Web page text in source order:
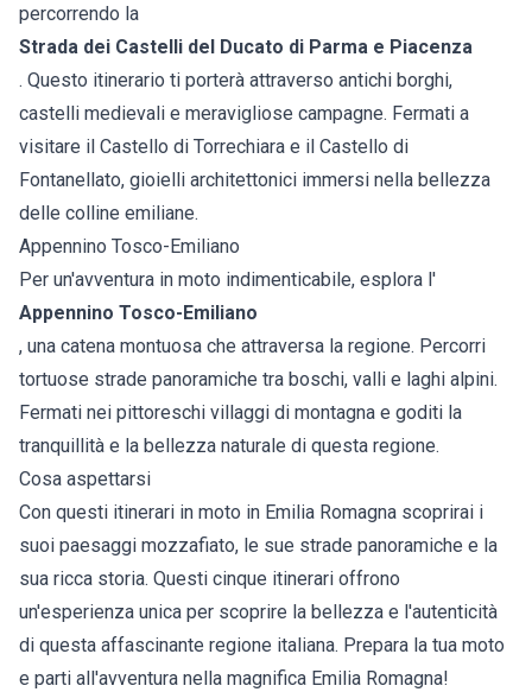
percorrendo la
Strada dei Castelli del Ducato di Parma e Piacenza
. Questo itinerario ti porterà attraverso antichi borghi,
castelli medievali e meravigliose campagne. Fermati a
visitare il Castello di Torrechiara e il Castello di
Fontanellato, gioielli architettonici immersi nella bellezza
delle colline emiliane.
Appennino Tosco-Emiliano
Per un'avventura in moto indimenticabile, esplora l'
Appennino Tosco-Emiliano
, una catena montuosa che attraversa la regione. Percorri
tortuose strade panoramiche tra boschi, valli e laghi alpini.
Fermati nei pittoreschi villaggi di montagna e goditi la
tranquillità e la bellezza naturale di questa regione.
Cosa aspettarsi
Con questi itinerari in moto in Emilia Romagna scoprirai i
suoi paesaggi mozzafiato, le sue strade panoramiche e la
sua ricca storia. Questi cinque itinerari offrono
un'esperienza unica per scoprire la bellezza e l'autenticità
di questa affascinante regione italiana. Prepara la tua moto
e parti all'avventura nella magnifica Emilia Romagna!